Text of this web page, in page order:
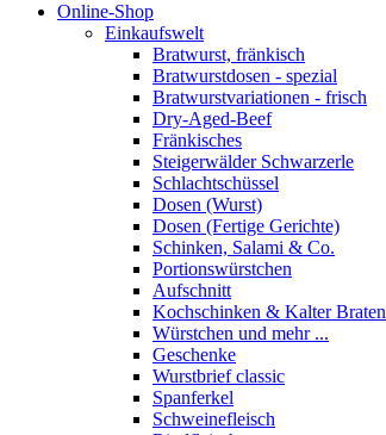
Online-Shop
Einkaufswelt
Bratwurst, fränkisch
Bratwurst­dosen - spezial
Bratwurst­variationen - frisch
Dry-Aged-Beef
Fränkisches
Steigerwälder Schwarzerle
Schlacht­schüssel
Dosen (Wurst)
Dosen (Fertige Gerichte)
Schinken, Salami & Co.
Portions­würstchen
Aufschnitt
Kochschinken & Kalter Braten
Würstchen und mehr ...
Geschenke
Wurstbrief classic
Spanferkel
Schweine­fleisch